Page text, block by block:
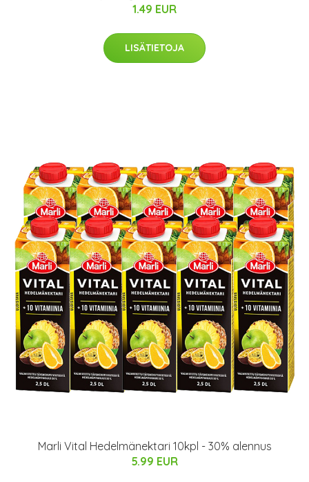
1.49 EUR
LISÄTIETOJA
Marli Vital Hedelmänektari 10kpl - 30% alennus
5.99 EUR